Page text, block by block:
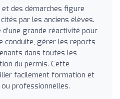
des démarches figure
par les anciens élèves.
grande réactivité pour
conduite, gérer les reports
dans toutes les
du permis. Cette
facilement formation et
professionnelles.